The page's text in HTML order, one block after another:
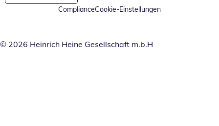
ComplianceCookie-Einstellungen
© 2026 Heinrich Heine Gesellschaft m.b.H